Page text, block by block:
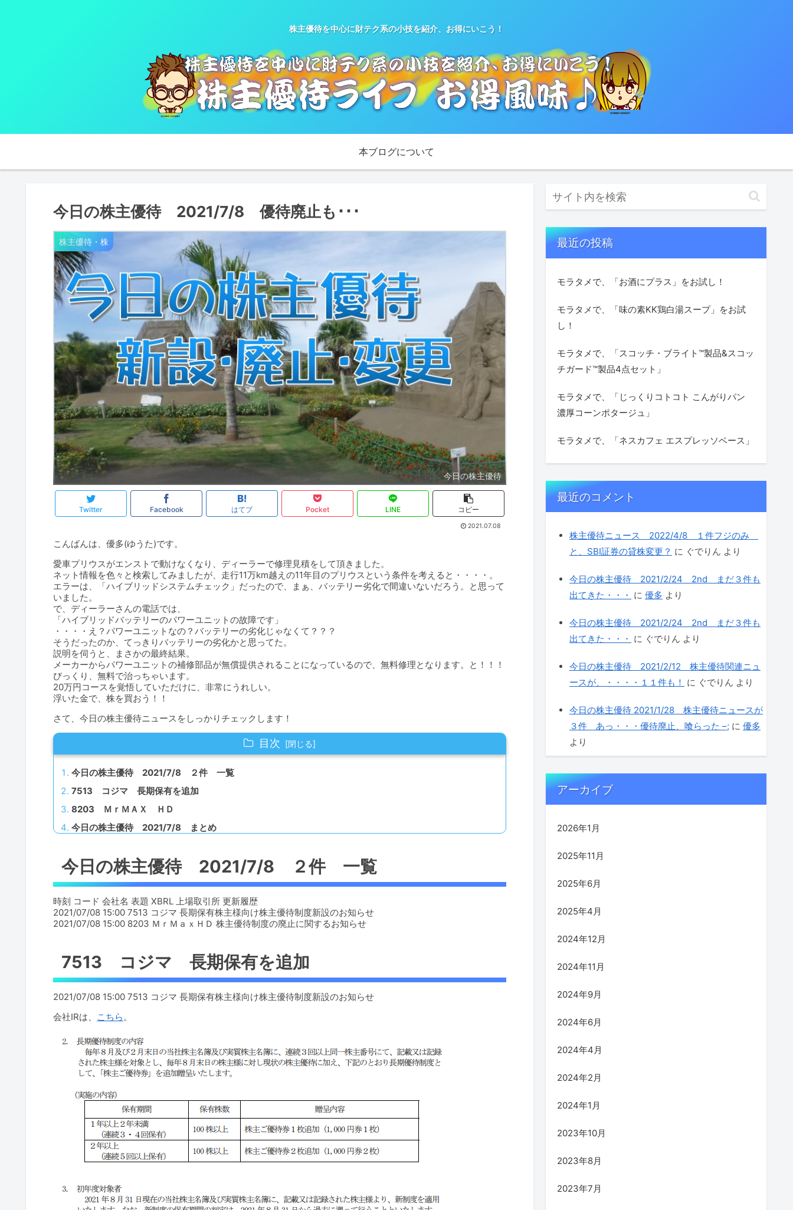
株主優待を中心に財テク系の小技を紹介、お得にいこう！
本ブログについて
今日の株主優待 2021/7/8 優待廃止も･･･
株主優待・株
今日の株主優待
Twitter Facebook はてブ Pocket LINE コピー
2021.07.08
こんばんは、優多(ゆうた)です。
愛車プリウスがエンストで動けなくなり、ディーラーで修理見積をして頂きました。
ネット情報を色々と検索してみましたが、走行11万km越えの11年目のプリウスという条件を考えると・・・・。
エラーは、「ハイブリッドシステムチェック」だったので、まぁ、バッテリー劣化で間違いないだろう。と思って
いました。
で、ディーラーさんの電話では、
「ハイブリッドバッテリーのパワーユニットの故障です」
・・・・え？パワーユニットなの？バッテリーの劣化じゃなくて？？？
そうだったのか、てっきりバッテリーの劣化かと思ってた。
説明を伺うと、まさかの最終結果。
メーカーからパワーユニットの補修部品が無償提供されることになっているので、無料修理となります。と！！！
びっくり、無料で治っちゃいます。
20万円コースを覚悟していただけに、非常にうれしい。
浮いた金で、株を買おう！！
さて、今日の株主優待ニュースをしっかりチェックします！
目次
今日の株主優待 2021/7/8 ２件 一覧
7513 コジマ 長期保有を追加
8203 ＭｒＭＡＸ ＨＤ
今日の株主優待 2021/7/8 まとめ
今日の株主優待 2021/7/8 ２件 一覧
時刻 コード 会社名 表題 XBRL 上場取引所 更新履歴
2021/07/08 15:00 7513 コジマ 長期保有株主様向け株主優待制度新設のお知らせ
2021/07/08 15:00 8203 ＭｒＭａｘＨＤ 株主優待制度の廃止に関するお知らせ
7513 コジマ 長期保有を追加
2021/07/08 15:00 7513 コジマ 長期保有株主様向け株主優待制度新設のお知らせ
会社IRは、
こちら 。
最近の投稿
モラタメで、「お酒にプラス」をお試し！
モラタメで、「味の素KK鶏白湯スープ」をお試
し！
モラタメで、「スコッチ・ブライト™製品&スコッ
チガード™製品4点セット」
モラタメで、「じっくりコトコト こんがりパン
濃厚コーンポタージュ」
モラタメで、「ネスカフェ エスプレッソベース」
最近のコメント
株主優待ニュース 2022/4/8 １件フジのみ
と、SBI証券の貸株変更？ に ぐでりん より
今日の株主優待 2021/2/24 2nd まだ３件も
出てきた・・・ に 優多 より
今日の株主優待 2021/2/24 2nd まだ３件も
出てきた・・・ に ぐでりん より
今日の株主優待 2021/2/12 株主優待関連ニュ
ースが、・・・・１１件も！ に ぐでりん より
今日の株主優待 2021/1/28 株主優待ニュースが
３件 あっ・・・優待廃止、喰らった –; に 優多
より
アーカイブ
2026年1月
2025年11月
2025年6月
2025年4月
2024年12月
2024年11月
2024年9月
2024年6月
2024年4月
2024年2月
2024年1月
2023年10月
2023年8月
2023年7月